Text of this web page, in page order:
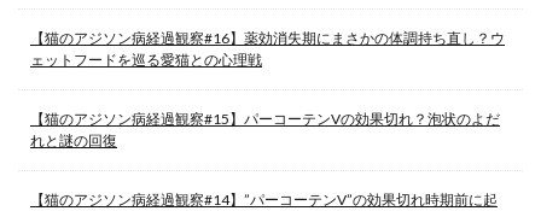
【猫のアジソン病経過観察#16】薬効消失期にまさかの体調持ち直し？ウ
ェットフードを巡る愛猫との心理戦
【猫のアジソン病経過観察#15】パーコーテンVの効果切れ？泡状のよだ
れと謎の回復
【猫のアジソン病経過観察#14】”パーコーテンV”の効果切れ時期前に起